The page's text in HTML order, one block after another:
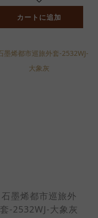
カートに追加
石墨烯都市巡旅外
套-2532WJ-大象灰